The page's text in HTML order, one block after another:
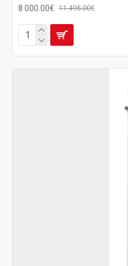
8 000.00€ 11 495.00€